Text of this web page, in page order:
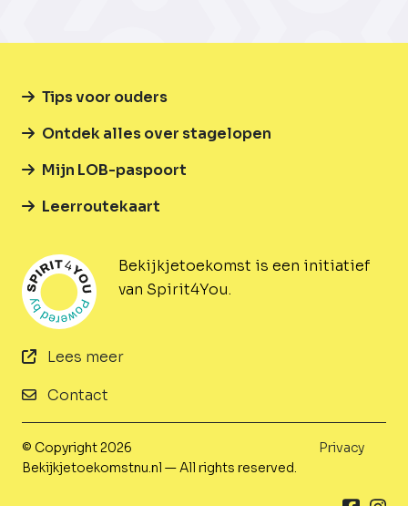
Bekijkjetoekomst is een initiatief
van Spirit4You.
Lees meer
Contact
Tips voor ouders
Ontdek alles over stagelopen
Mijn LOB-paspoort
Leerroutekaart
© Copyright 2026
Bekijkjetoekomstnu.nl — All rights reserved.
Privacy